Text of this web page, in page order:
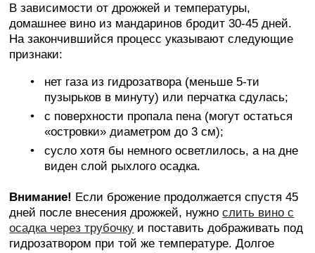
В зависимости от дрожжей и температуры,
домашнее вино из мандаринов бродит 30-45 дней.
На закончившийся процесс указывают следующие
признаки:
нет газа из гидрозатвора (меньше 5-ти
пузырьков в минуту) или перчатка сдулась;
с поверхности пропала пена (могут остаться
«островки» диаметром до 3 см);
сусло хотя бы немного осветлилось, а на дне
виден слой рыхлого осадка.
Внимание! Если брожение продолжается спустя 45
дней после внесения дрожжей, нужнослить вино с
осадка через трубочку и поставить дображивать под
гидрозатвором при той же температуре. Долгое